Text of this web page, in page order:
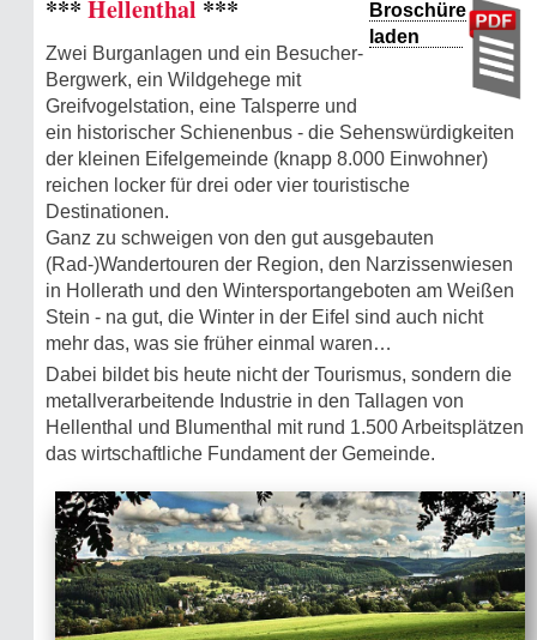
Broschüre
laden
*** Hellenthal ***
Zwei Burganlagen und ein Besucher-
Bergwerk, ein Wildgehege mit
Greifvogelstation, eine Talsperre und
ein historischer Schienenbus - die Sehenswürdigkeiten
der kleinen Eifelgemeinde (knapp 8.000 Einwohner)
reichen locker für drei oder vier touristische
Destinationen.
Ganz zu schweigen von den gut ausgebauten
(Rad-)Wandertouren der Region, den Narzissenwiesen
in Hollerath und den Wintersportangeboten am Weißen
Stein - na gut, die Winter in der Eifel sind auch nicht
mehr das, was sie früher einmal waren…
Dabei bildet bis heute nicht der Tourismus, sondern die
metallverarbeitende Industrie in den Tallagen von
Hellenthal und Blumenthal mit rund 1.500 Arbeitsplätzen
das wirtschaftliche Fundament der Gemeinde.